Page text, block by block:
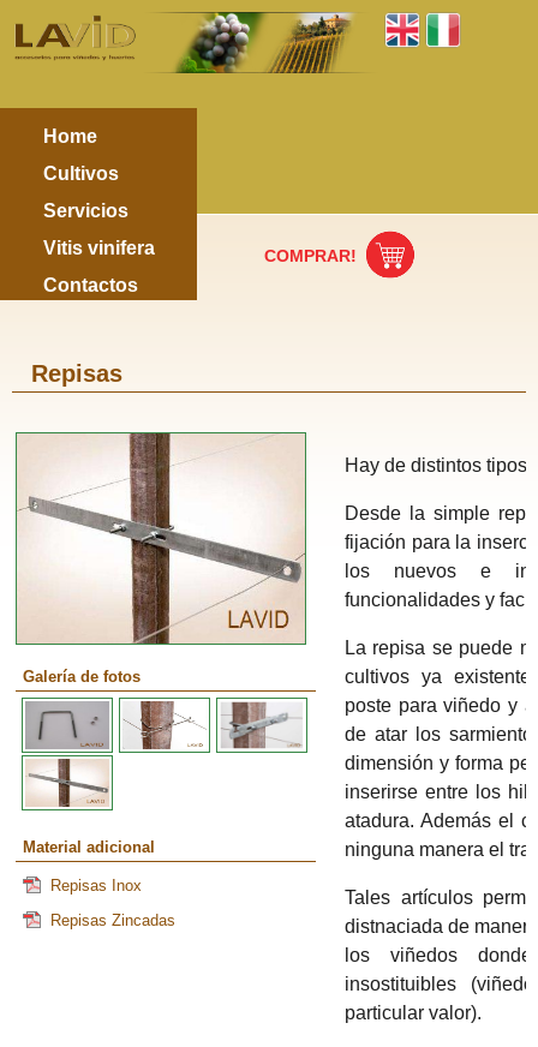
Home
Cultivos
Servicios
Vitis vinifera
Contactos
COMPRAR!
Repisas
Galería de fotos
Material adicional
Repisas Inox
Repisas Zincadas
Hay de distintos tipos
Desde la simple
fijación para la
los nuevos e
funcionalidades y
La repisa se puede
cultivos ya
poste para viñedo y
de atar los
dimensión y forma
inserirse entre los
atadura. Además el
ninguna manera el
Tales artículos
distnaciada de
los viñedos
insostituibles
particular valor).